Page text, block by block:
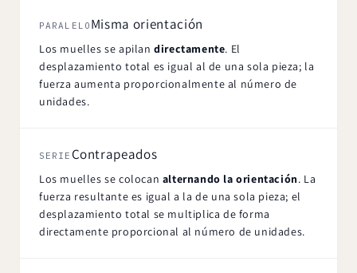
PARALELO Misma orientación
Los muelles se apilandirectamente. El
desplazamiento total es igual al de una sola pieza; la
fuerza aumenta proporcionalmente al número de
unidades.
SERIE Contrapeados
Los muelles se colocan alternando la orientación. La
fuerza resultante es igual a la de una sola pieza; el
desplazamiento total se multiplica de forma
directamente proporcional al número de unidades.